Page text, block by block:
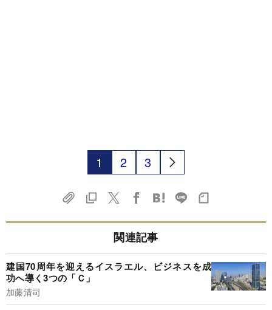
1 2 3
関連記事
建国70周年を迎えるイスラエル、ビジネスを成
功へ導く3つの「Ｃ」
加藤清司